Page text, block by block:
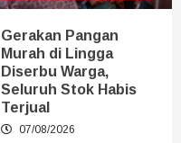
Gerakan Pangan
Murah di Lingga
Diserbu Warga,
Seluruh Stok Habis
Terjual
07/08/2026